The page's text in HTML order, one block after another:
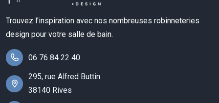
Trouvez l'inspiration avec nos nombreuses robinneteries
design pour votre salle de bain.
06 76 84 22 40
295, rue Alfred Buttin
38140 Rives